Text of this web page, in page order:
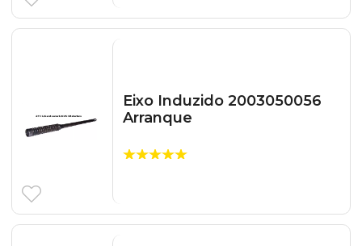
Eixo Induzido 2003050056
Arranque